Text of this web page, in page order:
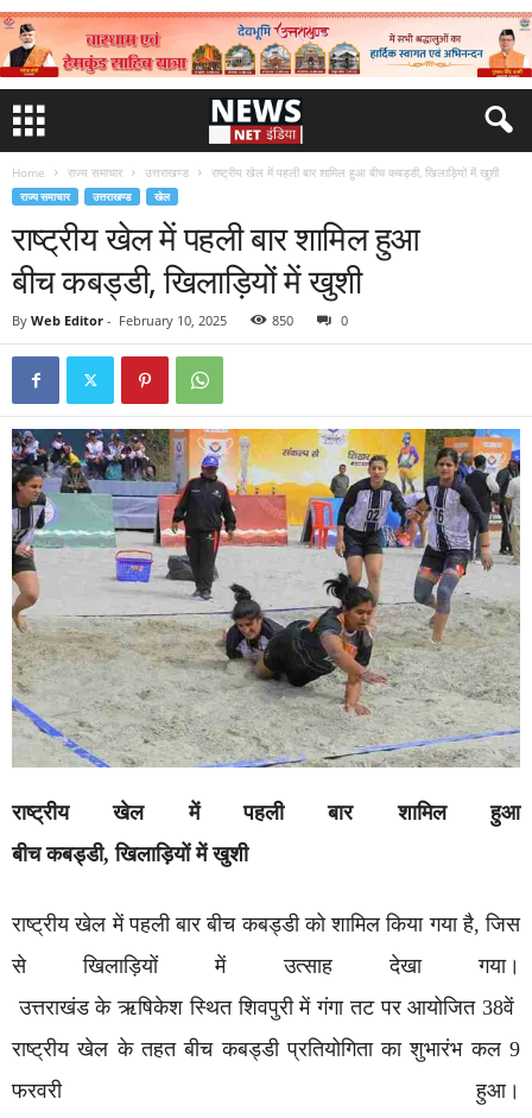
Home राज्य समाचार उत्तराखण्ड राष्ट्रीय खेल में पहली बार शामिल हुआ बीच कबड्डी, खिलाड़ियों में खुशी
राज्य समाचार उत्तराखण्ड खेल
राष्ट्रीय खेल में पहली बार शामिल हुआ
बीच कबड्डी, खिलाड़ियों में खुशी
By Web Editor - February 10, 2025 850 0
राष्ट्रीयखेलमेंपहलीबारशामिलहुआ
बीचकबड्डी,खिलाड़ियोंमेंखुशी
राष्ट्रीय खेल में पहली बार बीच कबड्डी को शामिल किया गया है, जिस
से खिलाड़ियों में उत्साह देखा गया।
उत्तराखंड के ऋषिकेश स्थित शिवपुरी में गंगा तट पर आयोजित 38वें
राष्ट्रीय खेल के तहत बीच कबड्डी प्रतियोगिता का शुभारंभ कल 9
फरवरी हुआ।